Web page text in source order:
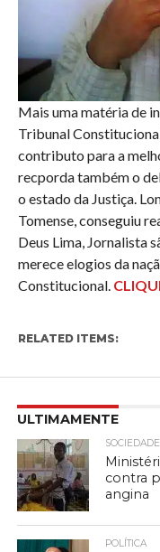
Mais uma matéria de
Tribunal
contributo para a
recporda também o
o estado da Justiça.
Tomense, conseguiu
Deus Lima, Jornalista
merece elogios da
Constitucional.
RELATED ITEMS:
ULTIMAMENTE
SOCIEDADE
contra
angina
POLÍTICA